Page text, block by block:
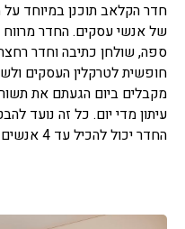
חדר הקלאב תוכנן במיוחד
של אנשי עסקים. החדר מרווח
ספה, שולחן כתיבה וחדר
חופשית לטרקלין העסקים
מקבלים ביום הגעתם את
עיתון מדי יום. כל זה נועד
החדר יכול להכיל עד 4 אנשים.